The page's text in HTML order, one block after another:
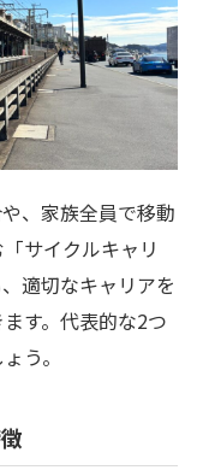
、家族全員で移動
サイクルキャリ
適切なキャリアを
す。代表的な2つ
う。